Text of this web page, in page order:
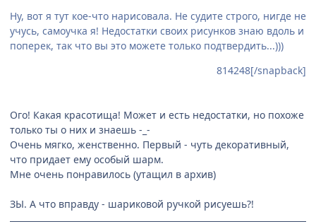
Ну, вот я тут кое-что нарисовала. Не судите строго, нигде не
учусь, самоучка я! Недостатки своих рисунков знаю вдоль и
поперек, так что вы это можете только подтвердить...)))
814248[/snapback]
Ого! Какая красотища! Может и есть недостатки, но похоже
только ты о них и знаешь -_-
Очень мягко, женственно. Первый - чуть декоративный,
что придает ему особый шарм.
Мне очень понравилось (утащил в архив)
ЗЫ. А что вправду - шариковой ручкой рисуешь?!